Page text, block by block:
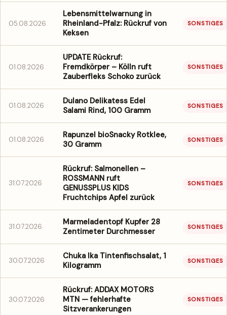
05.08.2026
Lebensmittelwarnung in
Rheinland-Pfalz: Rückruf von
Keksen
SONSTIGES
01.08.2026
UPDATE Rückruf:
Fremdkörper – Kölln ruft
Zauberfleks Schoko zurück
SONSTIGES
01.08.2026
Dulano Delikatess Edel
Salami Rind, 100 Gramm
SONSTIGES
01.08.2026
Rapunzel bioSnacky Rotklee,
30 Gramm
SONSTIGES
31.07.2026
Rückruf: Salmonellen –
ROSSMANN ruft
GENUSSPLUS KIDS
Fruchtchips Apfel zurück
SONSTIGES
31.07.2026
Marmeladentopf Kupfer 28
Zentimeter Durchmesser
SONSTIGES
30.07.2026
Chuka Ika Tintenfischsalat, 1
Kilogramm
SONSTIGES
30.07.2026
Rückruf: ADDAX MOTORS
MTN — fehlerhafte
Sitzverankerungen
SONSTIGES